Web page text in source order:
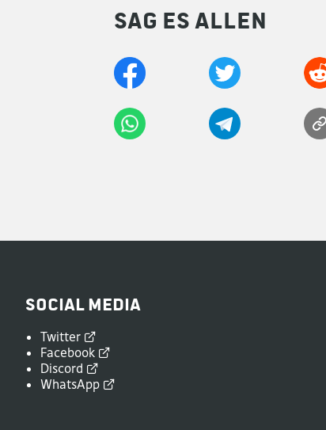
Sag es allen
Social Media
Twitter
Facebook
Discord
WhatsApp